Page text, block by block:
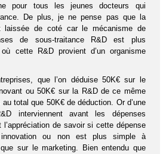
pour tous les jeunes docteurs qui
De plus, je ne pense pas que la
laissée de coté car le mécanisme de
de sous-traitance R&D est plus
cette R&D provient d’un organisme
que l’on déduise 50K€ sur le
ou 50K€ sur la R&D de ce même
total que 50K€ de déduction. Or d’une
interviennent avant les dépenses
l’appréciation de savoir si cette dépense
ou non est plus simple à
sur le marketing. Bien entendu que